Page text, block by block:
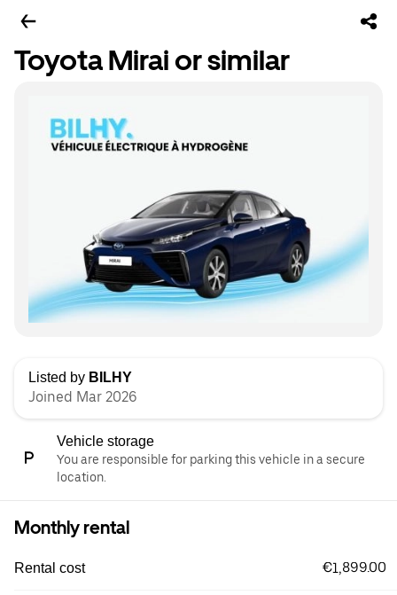
Toyota Mirai or similar
Listed by BILHY
Joined Mar 2026
Vehicle storage
You are responsible for parking this vehicle in a secure
location.
Monthly rental
Rental cost €1,899.00